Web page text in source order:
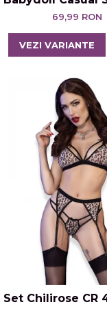
69,99 RON
VEZI VARIANTE
Set Chilirose CR